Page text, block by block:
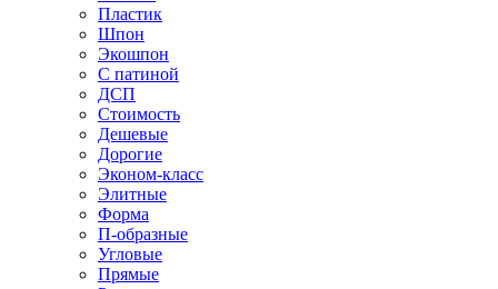
Пластик
Шпон
Экошпон
С патиной
ДСП
Стоимость
Дешевые
Дорогие
Эконом-класс
Элитные
Форма
П-образные
Угловые
Прямые